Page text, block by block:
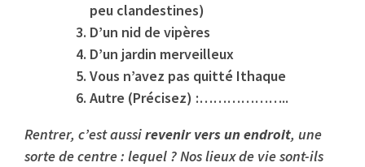
peu clandestines)
D’un nid de vipères
D’un jardin merveilleux
Vous n’avez pas quitté Ithaque
Autre (Précisez) :………………..
Rentrer, c’est aussirevenir vers un endroit, une
sorte de centre : lequel ? Nos lieux de vie sont-ils